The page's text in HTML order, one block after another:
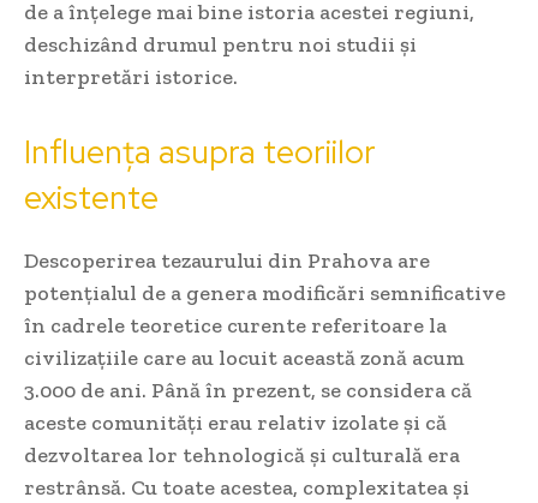
de a înțelege mai bine istoria acestei regiuni,
deschizând drumul pentru noi studii și
interpretări istorice.
Influența asupra teoriilor
existente
Descoperirea tezaurului din Prahova are
potențialul de a genera modificări semnificative
în cadrele teoretice curente referitoare la
civilizațiile care au locuit această zonă acum
3.000 de ani. Până în prezent, se considera că
aceste comunități erau relativ izolate și că
dezvoltarea lor tehnologică și culturală era
restrânsă. Cu toate acestea, complexitatea și